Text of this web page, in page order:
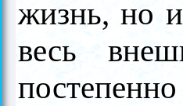
жизнь, но и
весь